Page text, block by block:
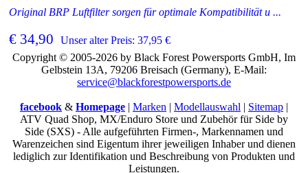
Original BRP Luftfilter sorgen für optimale Kompatibilität u ...
€ 34,90 Unser alter Preis: 37,95 €
Copyright © 2005-2026 by Black Forest Powersports GmbH, Im
Gelbstein 13A, 79206 Breisach (Germany), E-Mail:
service@blackforestpowersports.de
facebook & Homepage | Marken | Modellauswahl | Sitemap |
ATV Quad Shop, MX/Enduro Store und Zubehör für Side by
Side (SXS) - Alle aufgeführten Firmen-, Markennamen und
Warenzeichen sind Eigentum ihrer jeweiligen Inhaber und dienen
lediglich zur Identifikation und Beschreibung von Produkten und
Leistungen.